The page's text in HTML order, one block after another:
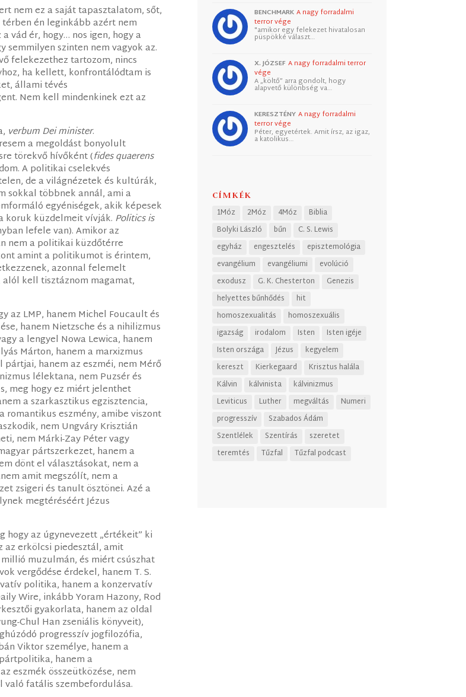
nem ez a saját tapasztalatom, sőt,
én leginkább azért nem
vád ér, hogy… nos igen, hogy a
szinten nem vagyok az.
felekezethez tartozom, nincs
ha kellett, konfrontálódtam is
állami tévés
Nem kell mindenkinek ezt az
verbum Dei minister.
a megoldást bonyolult
törekvő hívőként (fides quaerens
A politikai cselekvés
de a világnézetek és kultúrák,
sokkal többnek annál, ami a
egyéniségek, akik képesek
koruk küzdelmeit vívják. Politics is
lefele van). Amikor az
nem a politikai küzdőtérre
amint a politikumot is érintem,
azonnal felemelt
kell tisztáznom magamat,
az LMP, hanem Michel Foucault és
hanem Nietzsche és a nihilizmus
a lengyel Nowa Lewica, hanem
Márton, hanem a marxizmus
hanem az eszméi, nem Mérő
lélektana, nem Puzsér és
meg hogy ez miért jelenthet
a szarkasztikus egzisztencia,
romantikus eszmény, amibe viszont
nem Ungváry Krisztián
nem Márki-Zay Péter vagy
pártszerkezet, hanem a
dönt el választásokat, nem a
amit megszólít, nem a
zsigeri és tanult ösztönei. Azé a
megtéréséért Jézus
hogy az úgynevezett „értékeit” ki
az erkölcsi piedesztál, amit
muzulmán, és miért csúszhat
vergődése érdekel, hanem T. S.
politika, hanem a konzervatív
Wire, inkább Yoram Hazony, Rod
gyakorlata, hanem az oldal
Chul Han zseniális könyveit),
progresszív jogfilozófia,
Viktor személye, hanem a
hanem a
eszmék összeütközése, nem
való fatális szembefordulása.
BENCHMARK A nagy forradalmi
terror vége
"amikor egy felekezet hivatalosan
püspökké választ…
X. JÓZSEF A nagy forradalmi terror
vége
A „költő” arra gondolt, hogy
alapvető különbség va…
KERESZTÉNY A nagy forradalmi
terror vége
Péter, egyetértek. Amit írsz, az igaz,
a katolikus…
CÍMKÉK
1Móz 2Móz 4Móz
Biblia
Bolyki László
bűn
C. S. Lewis
egyház
engesztelés
episztemológia
evangélium
evangéliumi
evolúció
exodusz
G. K. Chesterton
Genezis
helyettes bűnhődés
hit
homoszexualitás
homoszexuális
igazság
irodalom Isten
Isten igéje
Isten országa
Jézus
kegyelem
kereszt
Kierkegaard
Krisztus halála
Kálvin
kálvinista
kálvinizmus
Leviticus
Luther megváltás
Numeri
progresszív
Szabados Ádám
Szentlélek
Szentírás
szeretet
teremtés
Tűzfal Tűzfal podcast